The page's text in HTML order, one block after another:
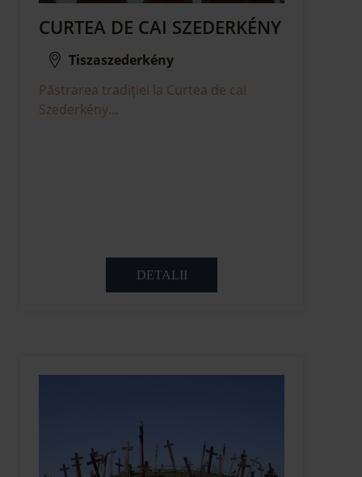
CURTEA DE CAI SZEDERKÉNY
Tiszaszederkény
Păstrarea tradiției la Curtea de cai
Szederkény...
DETALII